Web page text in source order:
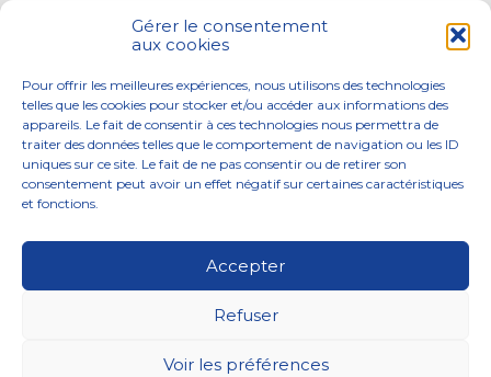
Gérer le consentement
aux cookies
Pour offrir les meilleures expériences, nous utilisons des technologies
telles que les cookies pour stocker et/ou accéder aux informations des
appareils. Le fait de consentir à ces technologies nous permettra de
traiter des données telles que le comportement de navigation ou les ID
uniques sur ce site. Le fait de ne pas consentir ou de retirer son
consentement peut avoir un effet négatif sur certaines caractéristiques
et fonctions.
Accepter
Refuser
Voir les préférences
Encadrement des loyers : une année de plus
COMMENTAIRES RÉCENTS
FooterNOS ENGAGEMENTS
SOLUTIONS NUMÉRIQUES
ACTUALITÉS
NOUS REJOINDRE
CONTACTEZ-NOUS